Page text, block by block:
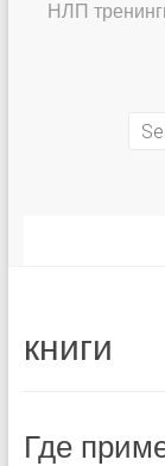
НЛП
книги
Где